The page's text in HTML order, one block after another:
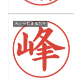
みから始まる名字